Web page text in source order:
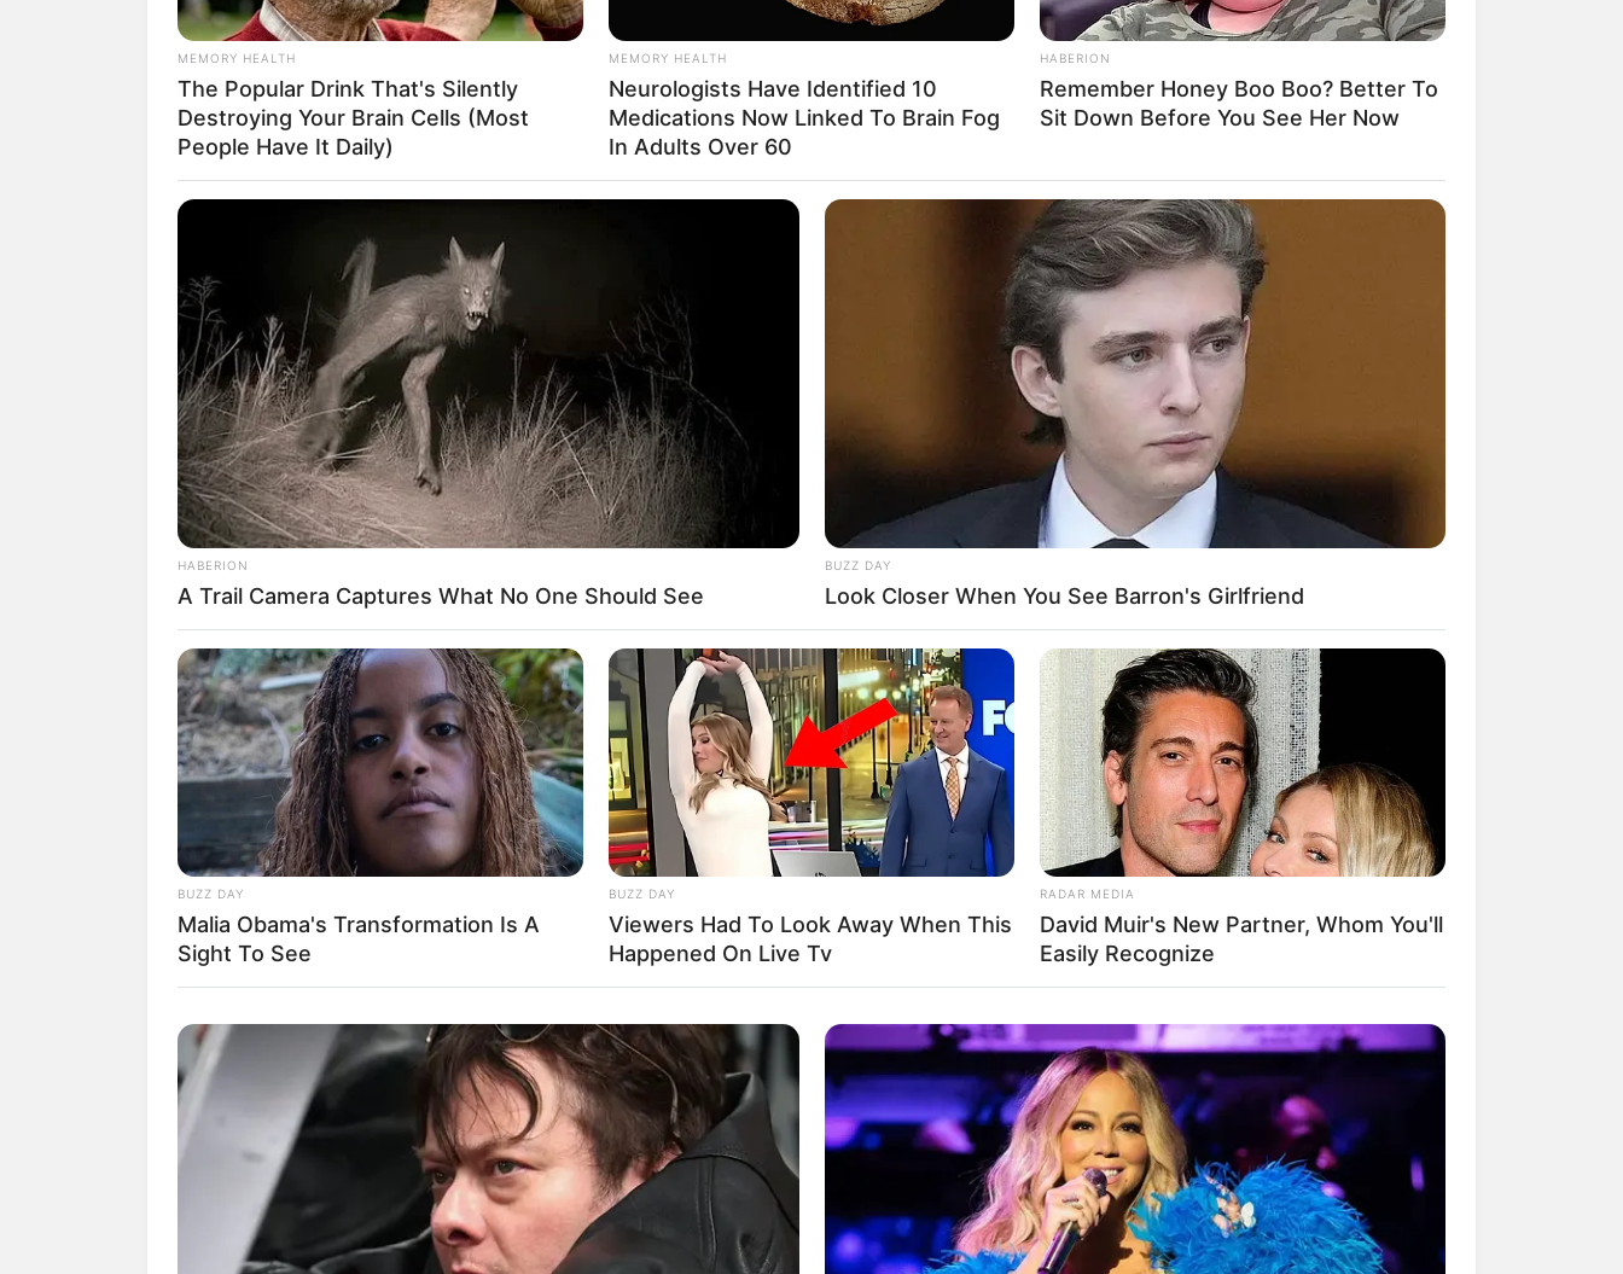
1. Jika serius ingin menekuni olahraga ini, gak ada salahnya kamu membeli
baju sepeda seperti ini nih. Jangan lupa helmnya juga
Langka Banget! 10 Pose Lucu
Katak yang Bikin Ketawa
Ambyar! 10 Kalimat Baper
Pakai Bahasa Jawa Ini Bikin
Galau Abis
Fail! 10 Potret Makanan Gagal
Dimasak yang Bikin Kamu
Nggak Selera
10 Pose Manekin Anti
Mainstream yang Konyol
8 Kata Lucu Seputar Malam
Minggu ala Jomblo yang Bikin
Ngenes
MEMORY HEALTH
The Popular Drink That's Silently
Destroying Your Brain Cells (Most
People Have It Daily)
MEMORY HEALTH
Neurologists Have Identified 10
Medications Now Linked To Brain Fog
In Adults Over 60
HABERION
Remember Honey Boo Boo? Better To
Sit Down Before You See Her Now
HABERION
A Trail Camera Captures What No One Should See
BUZZ DAY
Look Closer When You See Barron's Girlfriend
BUZZ DAY
Malia Obama's Transformation Is A
Sight To See
BUZZ DAY
Viewers Had To Look Away When This
Happened On Live Tv
RADAR MEDIA
David Muir's New Partner, Whom You'll
Easily Recognize